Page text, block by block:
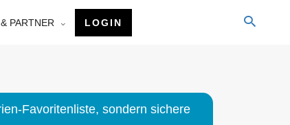
PARTNER LOGIN
Favoritenliste, sondern sichere